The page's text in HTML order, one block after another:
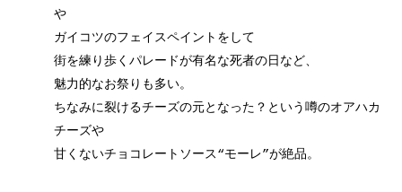
や
ガイコツのフェイスペイントをして
街を練り歩くパレードが有名な死者の日など、
魅力的なお祭りも多い。
ちなみに裂けるチーズの元となった？という噂のオアハカ
チーズや
甘くないチョコレートソース“モーレ”が絶品。